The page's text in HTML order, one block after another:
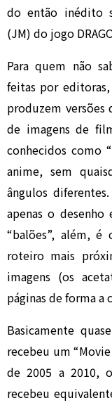
do então inédito
(JM) do jogo
Para quem não
feitas por
produzem
de imagens de
conhecidos como
anime, sem
ângulos
apenas o
“balões”, além,
roteiro mais
imagens (os
páginas de forma a
Basicamente
recebeu um
de 2005 a 2010,
recebeu